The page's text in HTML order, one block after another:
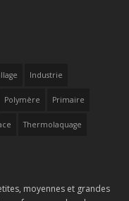
Industrie
Polymère Primaire
Thermolaquage
moyennes et grandes